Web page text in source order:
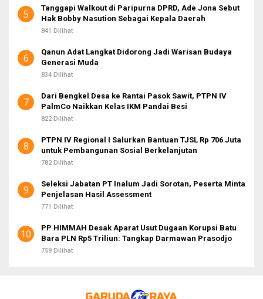
5
Tanggapi Walkout di Paripurna DPRD, Ade Jona Sebut
Hak Bobby Nasution Sebagai Kepala Daerah
841 Dilihat
6
Qanun Adat Langkat Didorong Jadi Warisan Budaya
Generasi Muda
834 Dilihat
7
Dari Bengkel Desa ke Rantai Pasok Sawit, PTPN IV
PalmCo Naikkan Kelas IKM Pandai Besi
822 Dilihat
8
PTPN IV Regional I Salurkan Bantuan TJSL Rp 706 Juta
untuk Pembangunan Sosial Berkelanjutan
782 Dilihat
9
Seleksi Jabatan PT Inalum Jadi Sorotan, Peserta Minta
Penjelasan Hasil Assessment
771 Dilihat
10
PP HIMMAH Desak Aparat Usut Dugaan Korupsi Batu
Bara PLN Rp5 Triliun: Tangkap Darmawan Prasodjo
759 Dilihat